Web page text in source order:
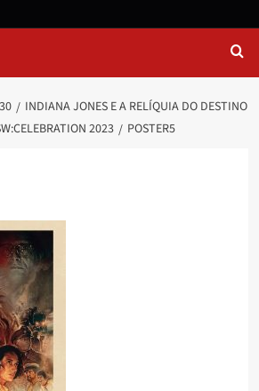
30
INDIANA JONES E A RELÍQUIA DO DESTINO
2023
POSTER5